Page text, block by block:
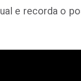
e recorda o